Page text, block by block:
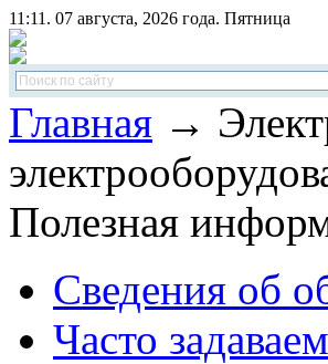
11:11. 07 августа, 2026 года. Пятница
Главная →
Полезная
Сведения об
Часто